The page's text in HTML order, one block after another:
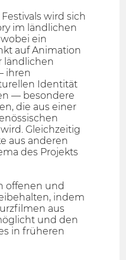
wird sich
im ländlichen
ein
auf Animation
ländlichen
ihren
Identität
— besondere
die aus einer
Gleichzeitig
aus anderen
des Projekts
offenen und
indem
aus
und den
in früheren